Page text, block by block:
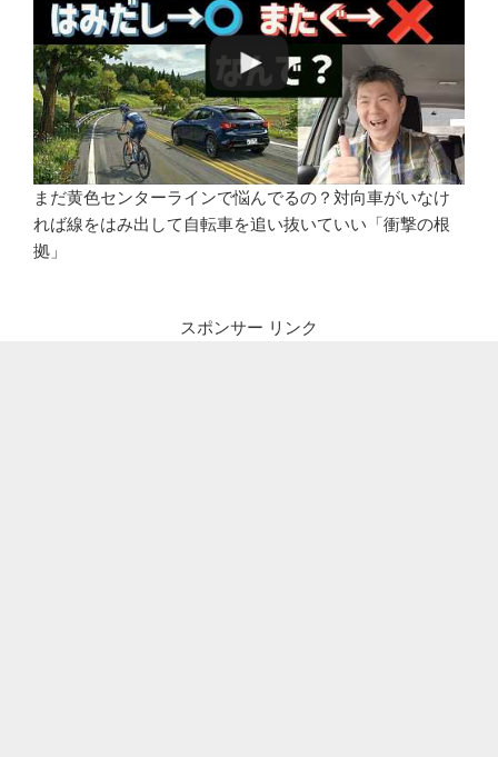
まだ黄色センターラインで悩んでるの？対向車がいなけ
れば線をはみ出して自転車を追い抜いていい「衝撃の根
拠」
スポンサー リンク